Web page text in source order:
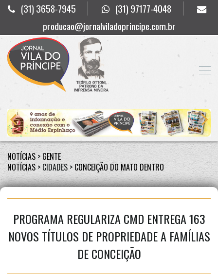
(31) 3658-7945
(31) 97177-4048
producao@jornalviladoprincipe.com.br
NOTÍCIAS > GENTE
NOTÍCIAS > CIDADES > CONCEIÇÃO DO MATO DENTRO
PROGRAMA REGULARIZA CMD ENTREGA 163
NOVOS TÍTULOS DE PROPRIEDADE A FAMÍLIAS
DE CONCEIÇÃO